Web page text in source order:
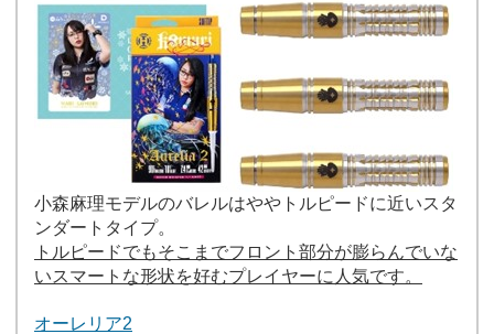
小森麻理モデルのバレルはややトルピードに近いスタ
ンダートタイプ。
トルピードでもそこまでフロント部分が膨らんでいな
いスマートな形状を好むプレイヤーに人気です。
オーレリア2